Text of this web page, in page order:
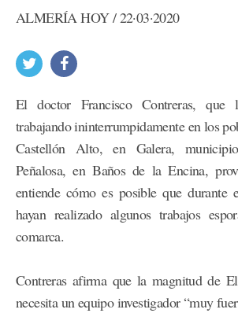
ALMERÍA HOY / 22·03·2020
El doctor Francisco Contreras, que
trabajando ininterrumpidamente en los
Castellón Alto, en Galera,
Peñalosa, en Baños de la Encina,
entiende cómo es posible que durante
hayan realizado algunos trabajos
comarca.
Contreras afirma que la magnitud de
necesita un equipo investigador “muy